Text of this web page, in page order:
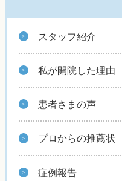
スタッフ紹介
私が開院した理由
患者さまの声
プロからの推薦状
症例報告